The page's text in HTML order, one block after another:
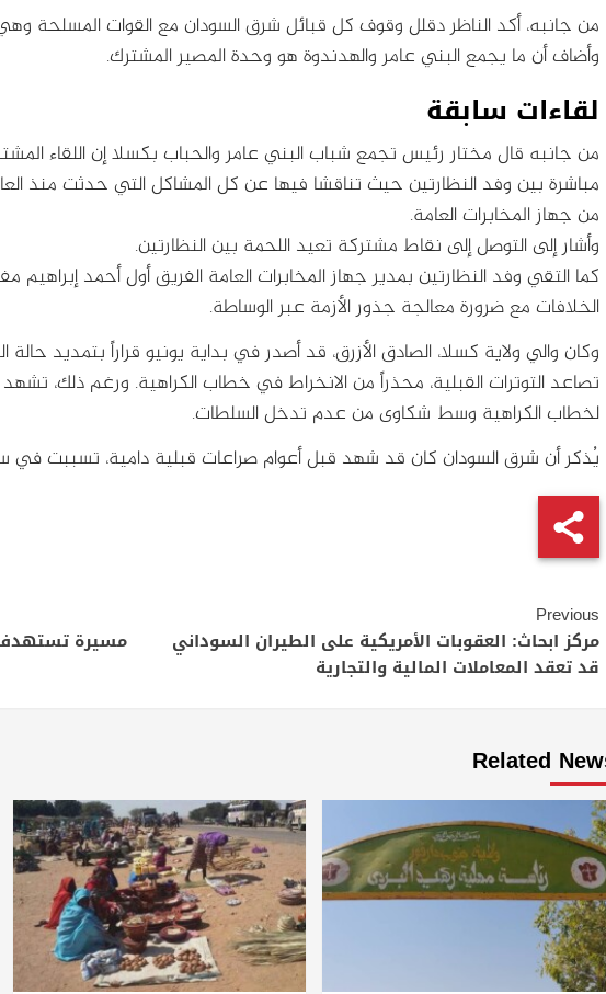
من جانبه، أكد الناظر دقلل وقوف كل قبائل شرق السودان مع القوات المسلحة
وأضاف أن ما يجمع البني عامر والهدندوة هو وحدة المصير المشترك.
لقاءات سابقة
من جانبه قال مختار رئيس تجمع شباب البني عامر والحباب بكسلا إن اللقاء
من جهاز المخابرات العامة.
وأشار إلى التوصل إلى نقاط مشتركة تعيد اللحمة بين النظارتين.
كما التقي وفد النظارتين بمدير جهاز المخابرات العامة الفريق أول أحمد
الخلافات مع ضرورة معالجة جذور الأزمة عبر الوساطة.
وكان والي ولاية كسلا، الصادق الأزرق، قد أصدر في بداية يونيو قراراً بتمديد حالة
تصاعد التوترات القبلية، محذراً من الانخراط في خطاب الكراهية. ورغم ذلك، تشهد
لخطاب الكراهية وسط شكاوى من عدم تدخل السلطات.
يُذكر أن شرق السودان كان قد شهد قبل أعوام صراعات قبلية دامية، تسببت
Continue
Reading
Previous
مركز ابحاث: العقوبات الأمريكية على الطيران السوداني
قد تعقد المعاملات المالية والتجارية
مسيرة تستهدف
Related